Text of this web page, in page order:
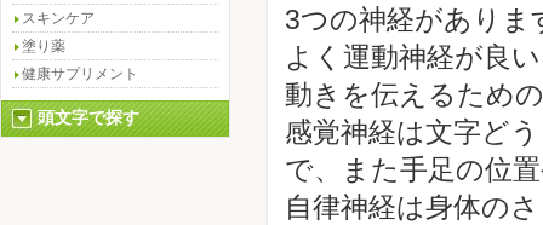
スキンケア
塗り薬
健康サプリメント
頭文字で探す
3つの神経がありま
よく運動神経が良
動きを伝えるため
感覚神経は文字ど
で、また手足の位
自律神経は身体の